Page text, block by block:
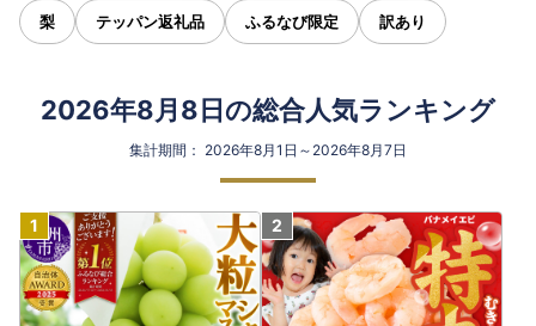
梨 テッパン返礼品 ふるなび限定 訳あり
2026年8月8日の総合人気ランキング
集計期間： 2026年8月1日～2026年8月7日